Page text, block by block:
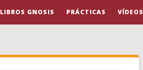
LIBROS GNOSIS PRÁCTICAS VÍDEOS